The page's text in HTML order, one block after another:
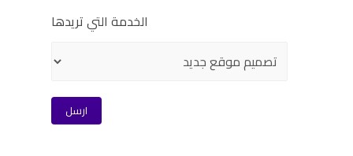
الخدمة التي تريدها